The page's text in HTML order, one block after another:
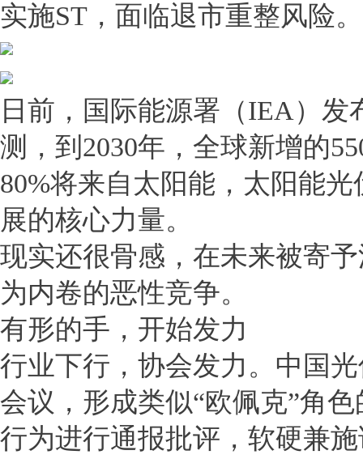
实施ST，面临退市重整风险。
日前，国际能源署（IEA）发
测，到2030年，全球新增的
80%将来自太阳能，太阳能
展的核心力量。
现实还很骨感，在未来被寄
为内卷的恶性竞争。
有形的手，开始发力
行业下行，协会发力。中国
会议，形成类似“欧佩克”角
行为进行通报批评，软硬兼